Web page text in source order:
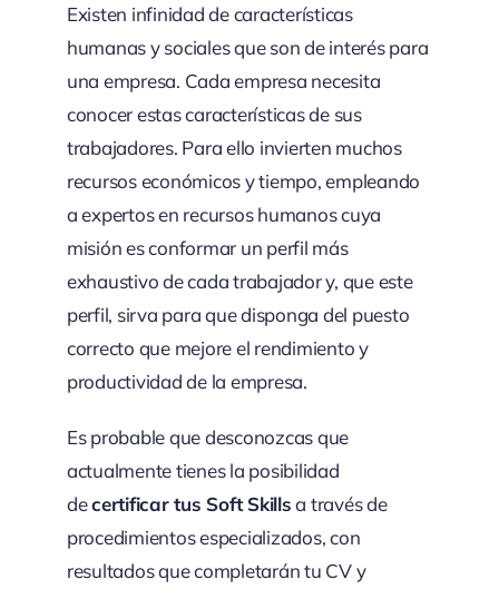
Existen infinidad de características
humanas y sociales que son de interés para
una empresa. Cada empresa necesita
conocer estas características de sus
trabajadores. Para ello invierten muchos
recursos económicos y tiempo, empleando
a expertos en recursos humanos cuya
misión es conformar un perfil más
exhaustivo de cada trabajador y, que este
perfil, sirva para que disponga del puesto
correcto que mejore el rendimiento y
productividad de la empresa.
Es probable que desconozcas que
actualmente tienes la posibilidad
decertificar tus Soft Skillsa través de
procedimientos especializados, con
resultados que completarán tu CV y